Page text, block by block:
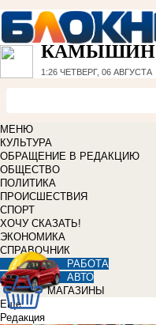
КАМЫШИН
1:26 ЧЕТВЕРГ, 06 АВГУСТА
МЕНЮ
КУЛЬТУРА
ОБРАЩЕНИЕ В РЕДАКЦИЮ
ОБЩЕСТВО
ПОЛИТИКА
ПРОИСШЕСТВИЯ
СПОРТ
ХОЧУ СКАЗАТЬ!
ЭКОНОМИКА
СПРАВОЧНИК
РАБОТА
АВТО
МАГАЗИНЫ
Еще
Редакция